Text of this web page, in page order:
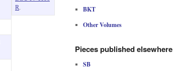
R
BKT
Other Volumes
Pieces published elsewhere
SB